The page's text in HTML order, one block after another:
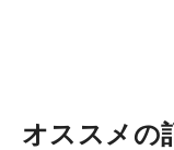
オススメの